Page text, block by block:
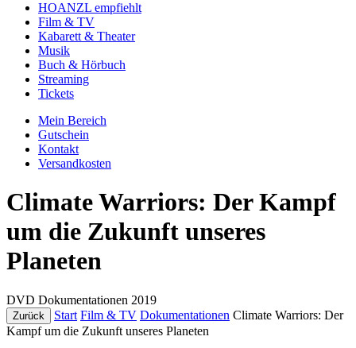
HOANZL empfiehlt
Film & TV
Kabarett & Theater
Musik
Buch & Hörbuch
Streaming
Tickets
Mein Bereich
Gutschein
Kontakt
Versandkosten
Climate Warriors: Der Kampf
um die Zukunft unseres
Planeten
DVD Dokumentationen 2019
Zurück Start Film & TV Dokumentationen Climate Warriors: Der
Kampf um die Zukunft unseres Planeten